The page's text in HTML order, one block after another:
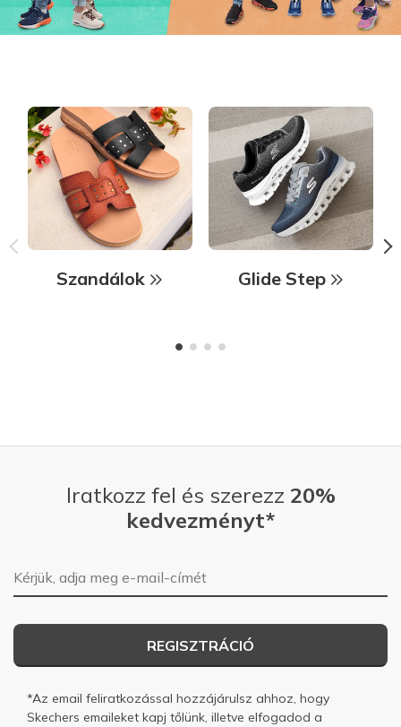
Szandálok Glide Step
Iratkozz fel és szerezz 20%
kedvezményt*
E-mail-cím
REGISZTRÁCIÓ
*Az email feliratkozással hozzájárulsz ahhoz, hogy
Skechers emaileket kapj tőlünk, illetve elfogadod a